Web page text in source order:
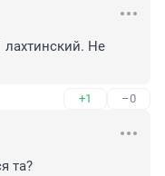
лахтинский. Не
+1 –0
та?